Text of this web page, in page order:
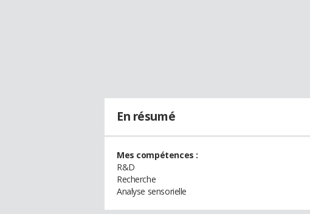
En résumé
Mes compétences :
R&D
Recherche
Analyse sensorielle